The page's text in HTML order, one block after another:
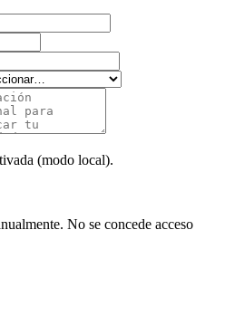
(modo local).
No se concede acceso